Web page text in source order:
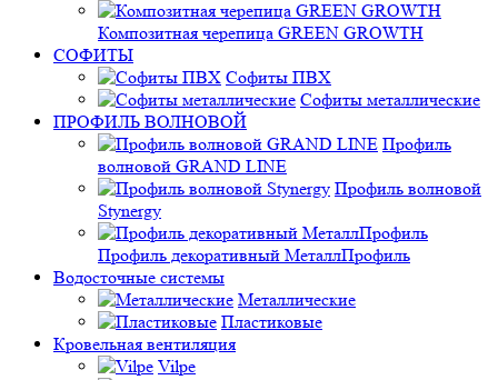
Композитная черепица GREEN GROWTH
СОФИТЫ
Софиты ПВХ
Софиты металлические
ПРОФИЛЬ ВОЛНОВОЙ
Профиль
волновой GRAND LINE
Профиль волновой
Stynergy
Профиль декоративный МеталлПрофиль
Водосточные системы
Металлические
Пластиковые
Кровельная вентиляция
Vilpe